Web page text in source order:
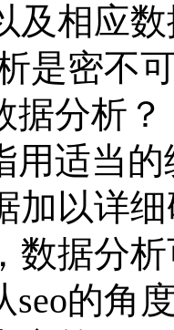
及相应
是密不
据分析？
用适当
加以详
数据分
seo的角